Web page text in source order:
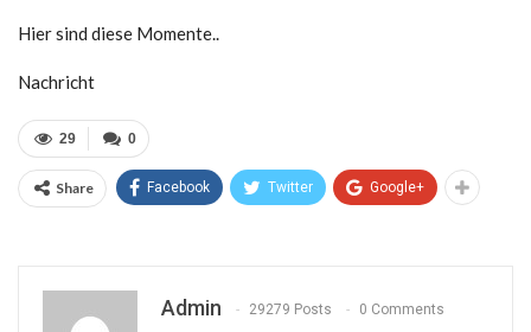
Hier sind diese Momente..
Nachricht
0
29
Share Facebook Twitter Google+
Admin 29279 Posts 0 Comments